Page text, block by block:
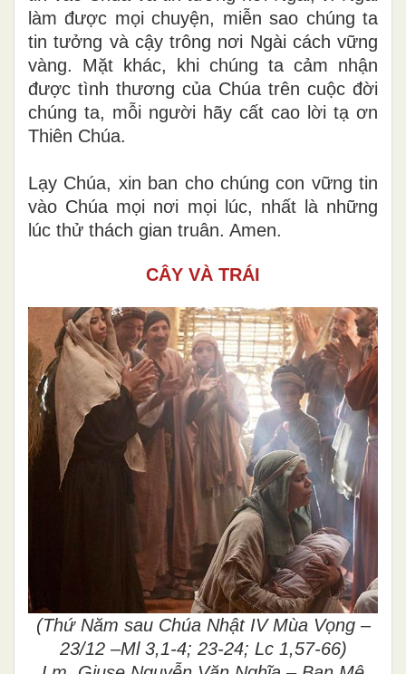
làm được mọi chuyện, miễn sao chúng ta
tin tưởng và cậy trông nơi Ngài cách vững
vàng. Mặt khác, khi chúng ta cảm nhận
được tình thương của Chúa trên cuộc đời
chúng ta, mỗi người hãy cất cao lời tạ ơn
Thiên Chúa.
Lạy Chúa, xin ban cho chúng con vững tin
vào Chúa mọi nơi mọi lúc, nhất là những
lúc thử thách gian truân. Amen.
CÂY VÀ TRÁI
(Thứ Năm sau Chúa Nhật IV Mùa Vọng –
23/12 –Ml 3,1-4; 23-24; Lc 1,57-66)